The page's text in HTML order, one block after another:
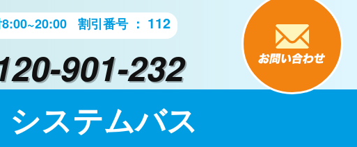
割引番号 ： 112
901-232
ステムバス